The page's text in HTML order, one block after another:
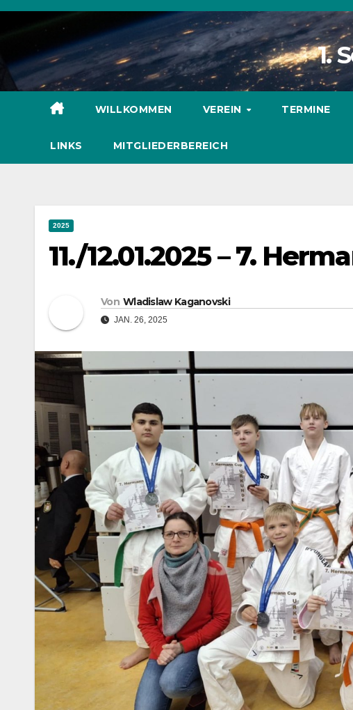
Zum
springen
1.
WILLKOMMEN VEREIN TERMINE
LINKS MITGLIEDERBEREICH
2025
11./12.01.2025 – 7.
Von Wladislaw Kaganovski
JAN. 26, 2025